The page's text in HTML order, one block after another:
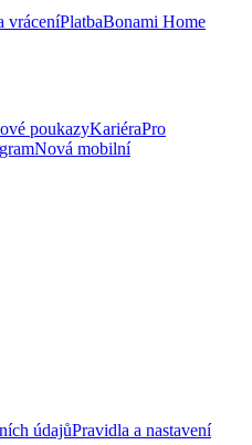
vráceníPlatbaBonami Home
poukazyKariéraPro
Nová mobilní
údajůPravidla a nastavení